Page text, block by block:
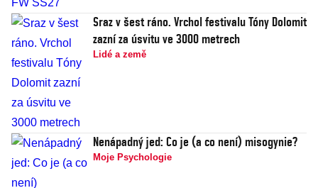
Sraz v šest ráno. Vrchol festivalu Tóny Dolomit
zazní za úsvitu ve 3000 metrech
Lidé a země
Nenápadný jed: Co je (a co není) misogynie?
Moje Psychologie